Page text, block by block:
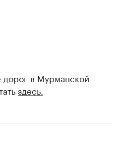
в Мурманской
здесь.